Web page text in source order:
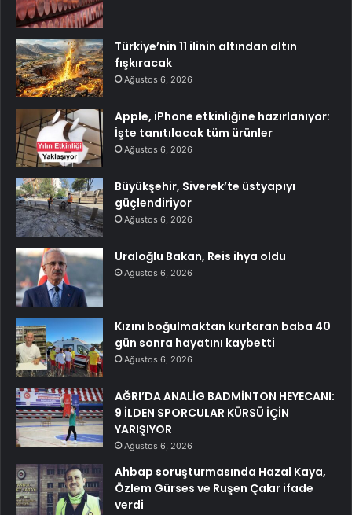
Türkiye’nin 11 ilinin altından altın
fışkıracak
Ağustos 6, 2026
Apple, iPhone etkinliğine hazırlanıyor:
İşte tanıtılacak tüm ürünler
Ağustos 6, 2026
Büyükşehir, Siverek’te üstyapıyı
güçlendiriyor
Ağustos 6, 2026
Uraloğlu Bakan, Reis ihya oldu
Ağustos 6, 2026
Kızını boğulmaktan kurtaran baba 40
gün sonra hayatını kaybetti
Ağustos 6, 2026
AĞRI’DA ANALİG BADMİNTON HEYECANI:
9 İLDEN SPORCULAR KÜRSÜ İÇİN
YARIŞIYOR
Ağustos 6, 2026
Ahbap soruşturmasında Hazal Kaya,
Özlem Gürses ve Ruşen Çakır ifade
verdi